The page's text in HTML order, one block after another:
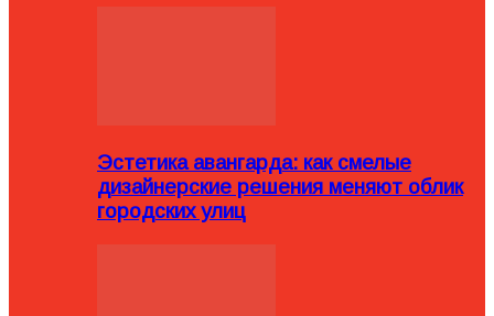
Эстетика авангарда: как смелые
дизайнерские решения меняют облик
городских улиц